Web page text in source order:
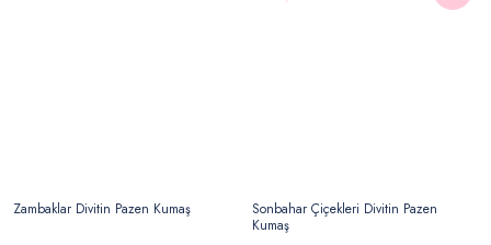
Zambaklar Divitin Pazen Kumaş
Sonbahar Çiçekleri Divitin Pazen
Kumaş